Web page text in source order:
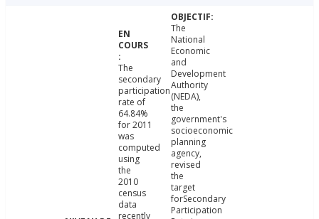
The
secondary
participation
rate of
64.84%
for 2011
was
computed
using
the
2010
census
data
recently
The
National
Economic
and
Development
Authority
(NEDA),
the
government's
socioeconomic
planning
agency,
revised
the
target
forSecondary
Participation